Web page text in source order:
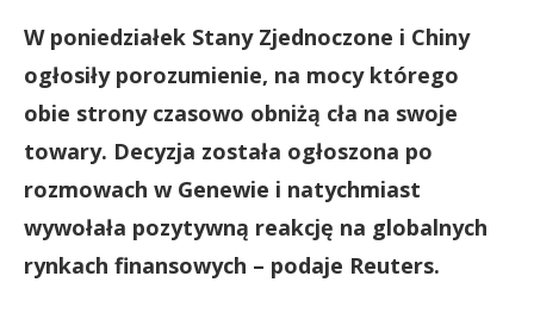
W poniedziałek Stany Zjednoczone i Chiny
ogłosiły porozumienie, na mocy którego
obie strony czasowo obniżą cła na swoje
towary. Decyzja została ogłoszona po
rozmowach w Genewie i natychmiast
wywołała pozytywną reakcję na globalnych
rynkach finansowych – podaje Reuters.